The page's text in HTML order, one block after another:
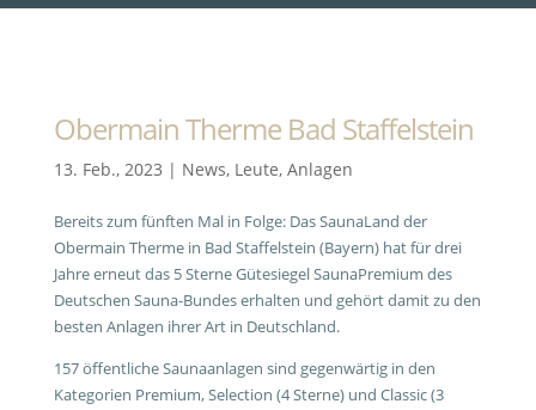
Obermain Therme Bad Staffelstein
13. Feb., 2023 | News, Leute, Anlagen
Bereits zum fünften Mal in Folge: Das SaunaLand der
Obermain Therme in Bad Staffelstein (Bayern) hat für drei
Jahre erneut das 5 Sterne Gütesiegel SaunaPremium des
Deutschen Sauna-Bundes erhalten und gehört damit zu den
besten Anlagen ihrer Art in Deutschland.
157 öffentliche Saunaanlagen sind gegenwärtig in den
Kategorien Premium, Selection (4 Sterne) und Classic (3